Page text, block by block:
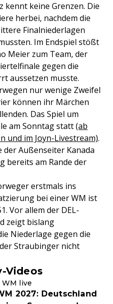
kennt keine Grenzen. Die
herbei, nachdem die
Finalniederlagen
Im Endspiel stößt
Meier zum Team, der
gegen die
aussetzen musste.
nur wenige Zweifel
können ihr Märchen
Das Spiel um
am Sonntag statt(ab
und im Joyn-Livestream).
Außenseiter Kanada
bereits am Rande der
erstmals ins
bei einer WM ist
Vor allem der DEL-
zeigt bislang
Niederlage gegen die
Straubinger nicht
Videos
WM live
2027: Deutschland